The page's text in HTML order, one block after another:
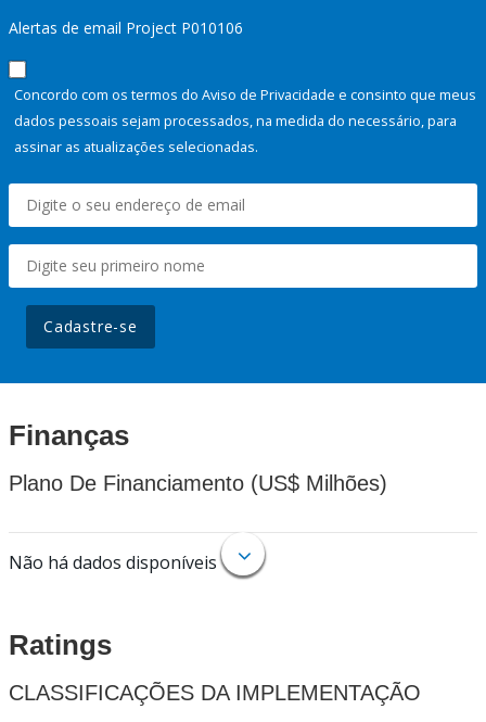
Alertas de email Project P010106
Concordo com os termos do Aviso de Privacidade e consinto que meus
dados pessoais sejam processados, na medida do necessário, para
assinar as atualizações selecionadas.
Cadastre-se
Finanças
Plano De Financiamento (US$ Milhões)
Não há dados disponíveis
Ratings
CLASSIFICAÇÕES DA IMPLEMENTAÇÃO